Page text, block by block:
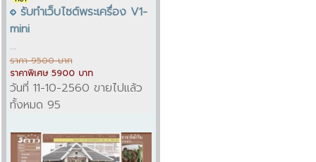
รับทำเว็บไซต์พระเครื่อง V1-
mini
...
ราคา 9500 บาท
ราคาพิเศษ 5900 บาท
วันที่ 11-10-2560 ขายไปแล้ว
ทั้งหมด 95